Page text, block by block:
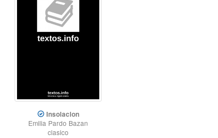
Insolacion
Emilia Pardo Bazan
clasico